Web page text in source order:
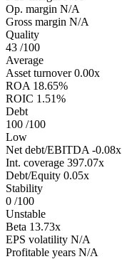
Op. margin N/A
Gross margin N/A
Quality
43 /100
Average
Asset turnover 0.00x
ROA 18.65%
ROIC 1.51%
Debt
100 /100
Low
Net debt/EBITDA -0.08x
Int. coverage 397.07x
Debt/Equity 0.05x
Stability
0 /100
Unstable
Beta 13.73x
EPS volatility N/A
Profitable years N/A